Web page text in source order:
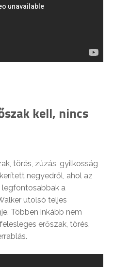
kell, nincs
törés, zúzás, gyilkosság
negyedről, ahol az
a
utolsó teljes
Többen inkább nem
erőszak, törés,